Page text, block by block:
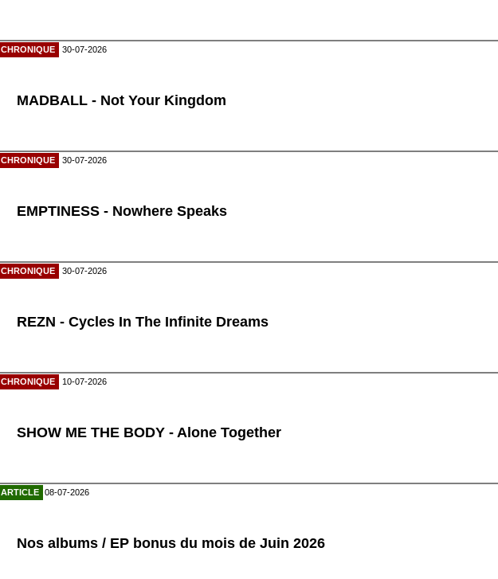
CHRONIQUE 30-07-2026
MADBALL - Not Your Kingdom
CHRONIQUE 30-07-2026
EMPTINESS - Nowhere Speaks
CHRONIQUE 30-07-2026
REZN - Cycles In The Infinite Dreams
CHRONIQUE 10-07-2026
SHOW ME THE BODY - Alone Together
ARTICLE 08-07-2026
Nos albums / EP bonus du mois de Juin 2026